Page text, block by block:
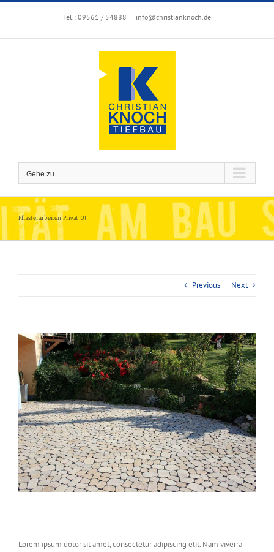
Zum
Tel.: 09561 / 54888 | info@christianknoch.de
Gehe zu ...
Pflasterarbeiten Privat 01
Previous Next
View
Larger
Image
Lorem ipsum dolor sit amet, consectetur adipiscing elit. Nam viverra